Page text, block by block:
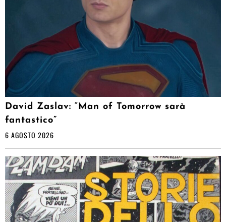
David Zaslav: “Man of Tomorrow sarà
fantastico”
6 AGOSTO 2026